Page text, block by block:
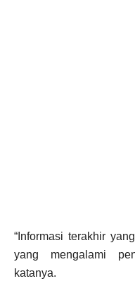
“Informasi terakhir
yang mengalami
katanya.